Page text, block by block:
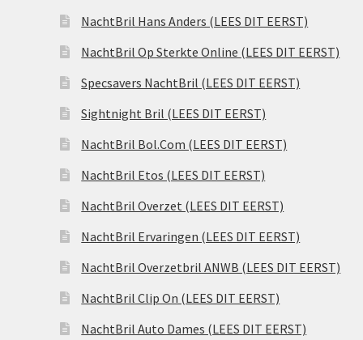
NachtBril Hans Anders (LEES DIT EERST)
NachtBril Op Sterkte Online (LEES DIT EERST)
Specsavers NachtBril (LEES DIT EERST)
Sightnight Bril (LEES DIT EERST)
NachtBril Bol.Com (LEES DIT EERST)
NachtBril Etos (LEES DIT EERST)
NachtBril Overzet (LEES DIT EERST)
NachtBril Ervaringen (LEES DIT EERST)
NachtBril Overzetbril ANWB (LEES DIT EERST)
NachtBril Clip On (LEES DIT EERST)
NachtBril Auto Dames (LEES DIT EERST)